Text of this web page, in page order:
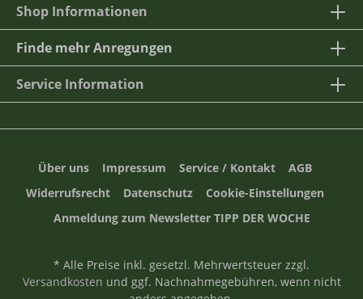
Shop Informationen
Finde mehr Anregungen
Service Information
Über uns Impressum Service / Kontakt
AGB
Widerrufsrecht
Datenschutz
Cookie-Einstellungen
Anmeldung zum Newsletter TIPP DER WOCHE
* Alle Preise inkl. gesetzl. Mehrwertsteuer zzgl.
Versandkosten und ggf. Nachnahmegebühren, wenn nicht